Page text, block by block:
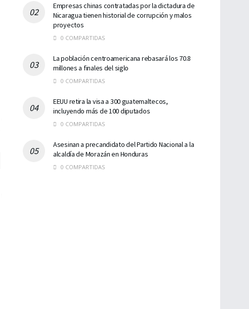
Empresas chinas contratadas por la dictadura de
Nicaragua tienen historial de corrupción y malos
proyectos
0 COMPARTIDAS
La población centroamericana rebasará los 70.8
millones a finales del siglo
0 COMPARTIDAS
EEUU retira la visa a 300 guatemaltecos,
incluyendo más de 100 diputados
0 COMPARTIDAS
Asesinan a precandidato del Partido Nacional a la
alcaldía de Morazán en Honduras
0 COMPARTIDAS